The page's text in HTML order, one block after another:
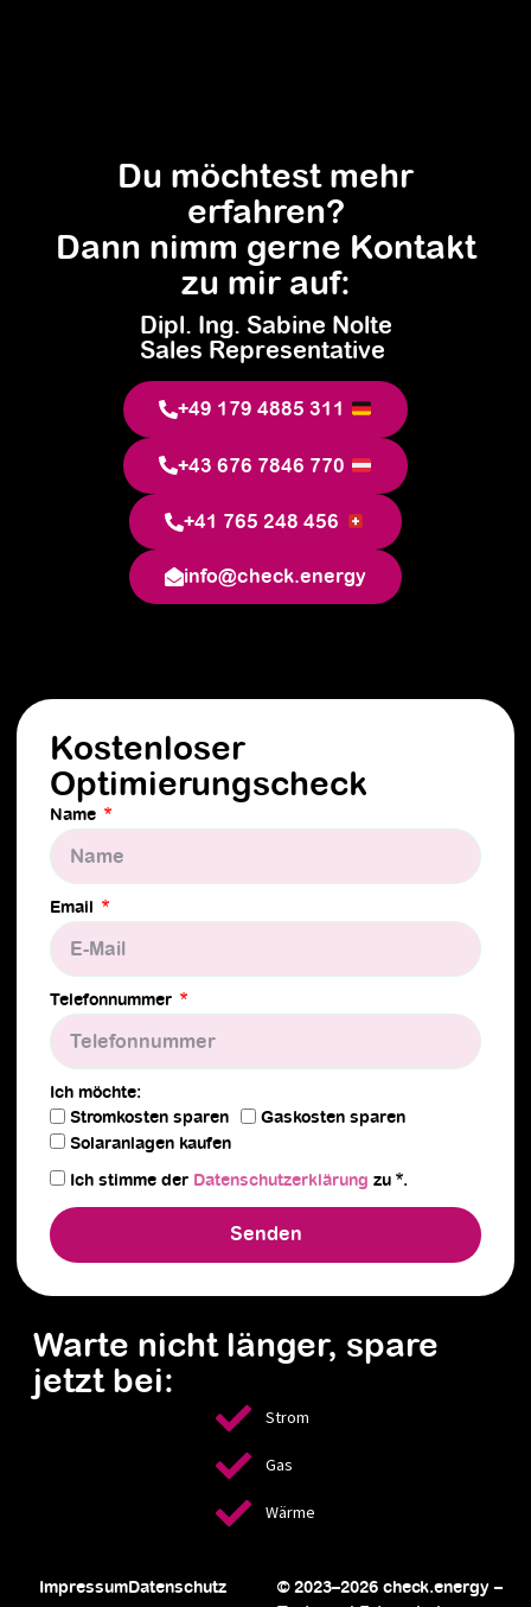
Du möchtest mehr
erfahren?
Dann nimm gerne Kontakt
zu mir auf:
Dipl. Ing. Sabine Nolte
Sales Representative
+49 179 4885 311
+43 676 7846 770
+41 765 248 456
info@check.energy
Kostenloser
Optimierungscheck
Name
Email
Telefonnummer
Ich möchte:
Stromkosten sparen
Gaskosten sparen
Solaranlagen kaufen
Ich stimme der Datenschutz­erklärung zu *.
Senden
Warte nicht länger, spare
jetzt bei:
Strom
Gas
Wärme
© 2023–2026 check.energy –
ImpressumDatenschutz